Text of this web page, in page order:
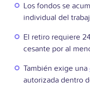
Los fondos se
individual del
El retiro requiere
cesante por al
También exige una
autorizada dentro